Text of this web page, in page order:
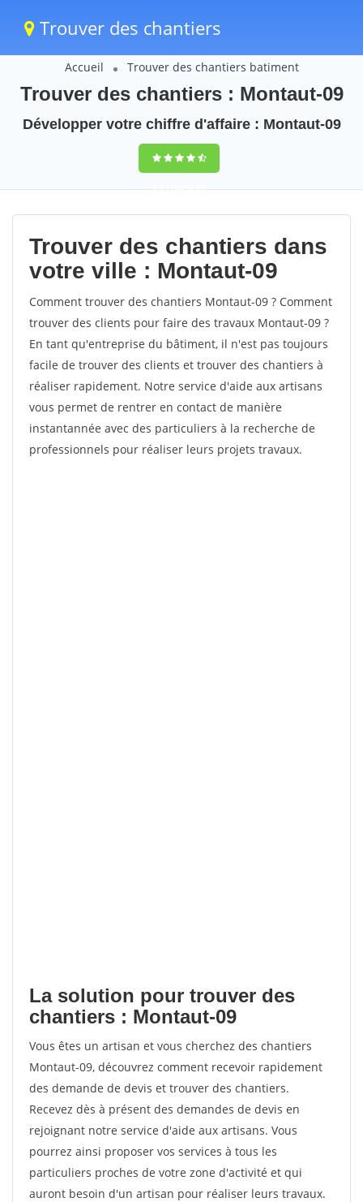
Trouver des chantiers
Accueil Trouver des chantiers batiment
Trouver des chantiers : Montaut-09
Développer votre chiffre d'affaire : Montaut-09
9,5(100%)43
votes
Trouver des chantiers dans
votre ville : Montaut-09
Comment trouver des chantiers Montaut-09 ? Comment
trouver des clients pour faire des travaux Montaut-09 ?
En tant qu'entreprise du bâtiment, il n'est pas toujours
facile de trouver des clients et trouver des chantiers à
réaliser rapidement. Notre service d'aide aux artisans
vous permet de rentrer en contact de manière
instantannée avec des particuliers à la recherche de
professionnels pour réaliser leurs projets travaux.
La solution pour trouver des
chantiers : Montaut-09
Vous êtes un artisan et vous cherchez des chantiers
Montaut-09, découvrez comment recevoir rapidement
des demande de devis et trouver des chantiers.
Recevez dès à présent des demandes de devis en
rejoignant notre service d'aide aux artisans. Vous
pourrez ainsi proposer vos services à tous les
particuliers proches de votre zone d'activité et qui
auront besoin d'un artisan pour réaliser leurs travaux.